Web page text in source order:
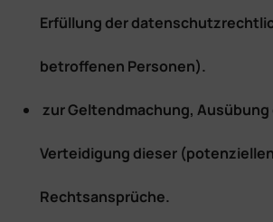
Erfüllung der
betroffenen Personen).
zur Geltendmachung, Ausübung
Verteidigung dieser
Rechtsansprüche.